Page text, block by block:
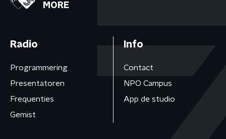
MORE
Radio
Programmering
Presentatoren
Frequenties
Gemist
Info
Contact
NPO Campus
App de studio